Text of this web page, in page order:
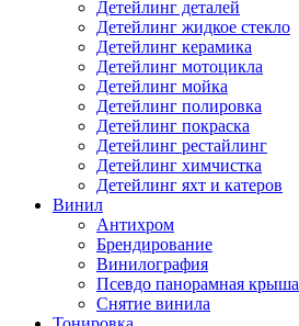
Детейлинг деталей
Детейлинг жидкое стекло
Детейлинг керамика
Детейлинг мотоцикла
Детейлинг мойка
Детейлинг полировка
Детейлинг покраска
Детейлинг рестайлинг
Детейлинг химчистка
Детейлинг яхт и катеров
Винил
Антихром
Брендирование
Винилография
Псевдо панорамная крыша
Снятие винила